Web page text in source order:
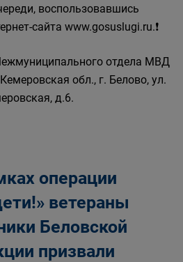
воспользовавшись
сайта www.gosuslugi.ru.❗
отдела МВД
обл., г. Белово, ул.
д.6.
операции
ветераны
Беловской
призвали